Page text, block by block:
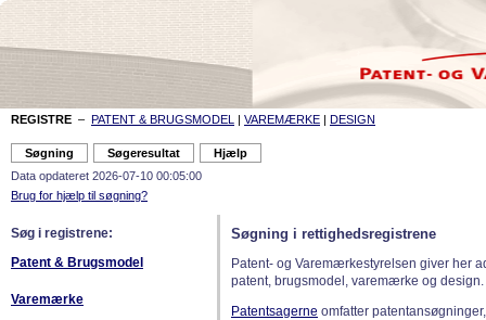
REGISTRE – PATENT & BRUGSMODEL | VAREMÆRKE | DESIGN
Data opdateret 2026-07-10 00:05:00
Brug for hjælp til søgning?
Søg i registrene:
Patent & Brugsmodel
Varemærke
Søgning i rettighedsregistrene
Patent- og Varemærkestyrelsen giver her
patent, brugsmodel, varemærke og design.
Patentsagerne omfatter